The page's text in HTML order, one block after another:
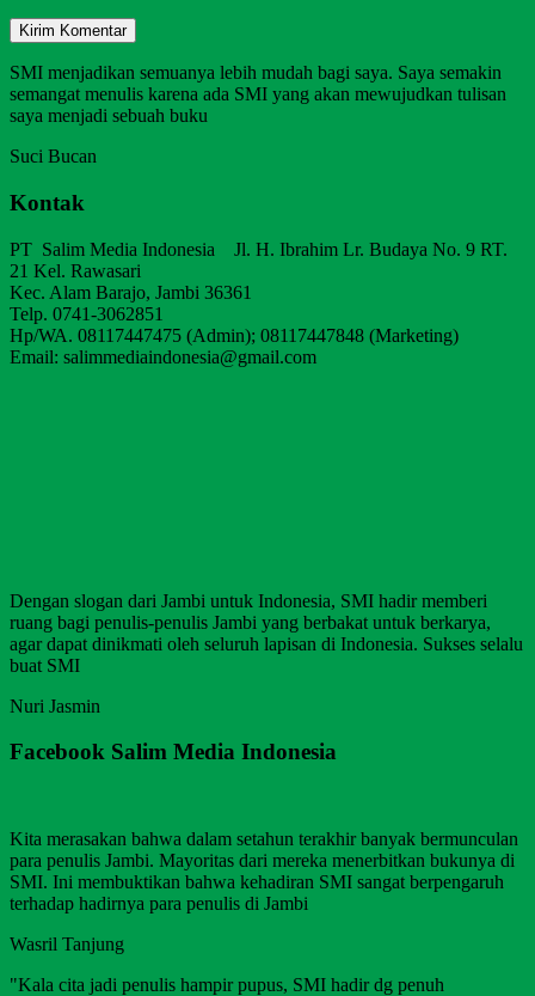
SMI menjadikan semuanya lebih mudah bagi saya. Saya semakin
semangat menulis karena ada SMI yang akan mewujudkan tulisan
saya menjadi sebuah buku
Suci Bucan
Kontak
PT Salim Media Indonesia Jl. H. Ibrahim Lr. Budaya No. 9 RT.
21 Kel. Rawasari
Kec. Alam Barajo, Jambi 36361
Telp. 0741-3062851
Hp/WA. 08117447475 (Admin); 08117447848 (Marketing)
Email: salimmediaindonesia@gmail.com
Dengan slogan dari Jambi untuk Indonesia, SMI hadir memberi
ruang bagi penulis-penulis Jambi yang berbakat untuk berkarya,
agar dapat dinikmati oleh seluruh lapisan di Indonesia. Sukses selalu
buat SMI
Nuri Jasmin
Facebook Salim Media Indonesia
Kita merasakan bahwa dalam setahun terakhir banyak bermunculan
para penulis Jambi. Mayoritas dari mereka menerbitkan bukunya di
SMI. Ini membuktikan bahwa kehadiran SMI sangat berpengaruh
terhadap hadirnya para penulis di Jambi
Wasril Tanjung
"Kala cita jadi penulis hampir pupus, SMI hadir dg penuh